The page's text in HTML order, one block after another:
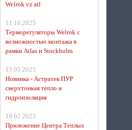
Welrok vz atl
11.10.2025
Терморегуляторы Welrok с
возможностью монтажа в
рамки Atlas и Stockholm
15.05.2025
Новинка - Астратек ПУР
сверхтонкая тепло и
гидроизоляция
19.02.2025
Приложение Центра Теплых